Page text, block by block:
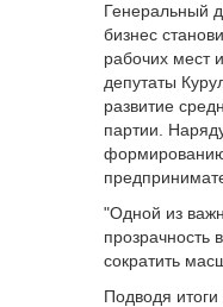
Генеральный
бизнес
рабочих мест
депутаты
развитие
партии.
формированию
"Одной из
прозрачность
сократить
Подводя